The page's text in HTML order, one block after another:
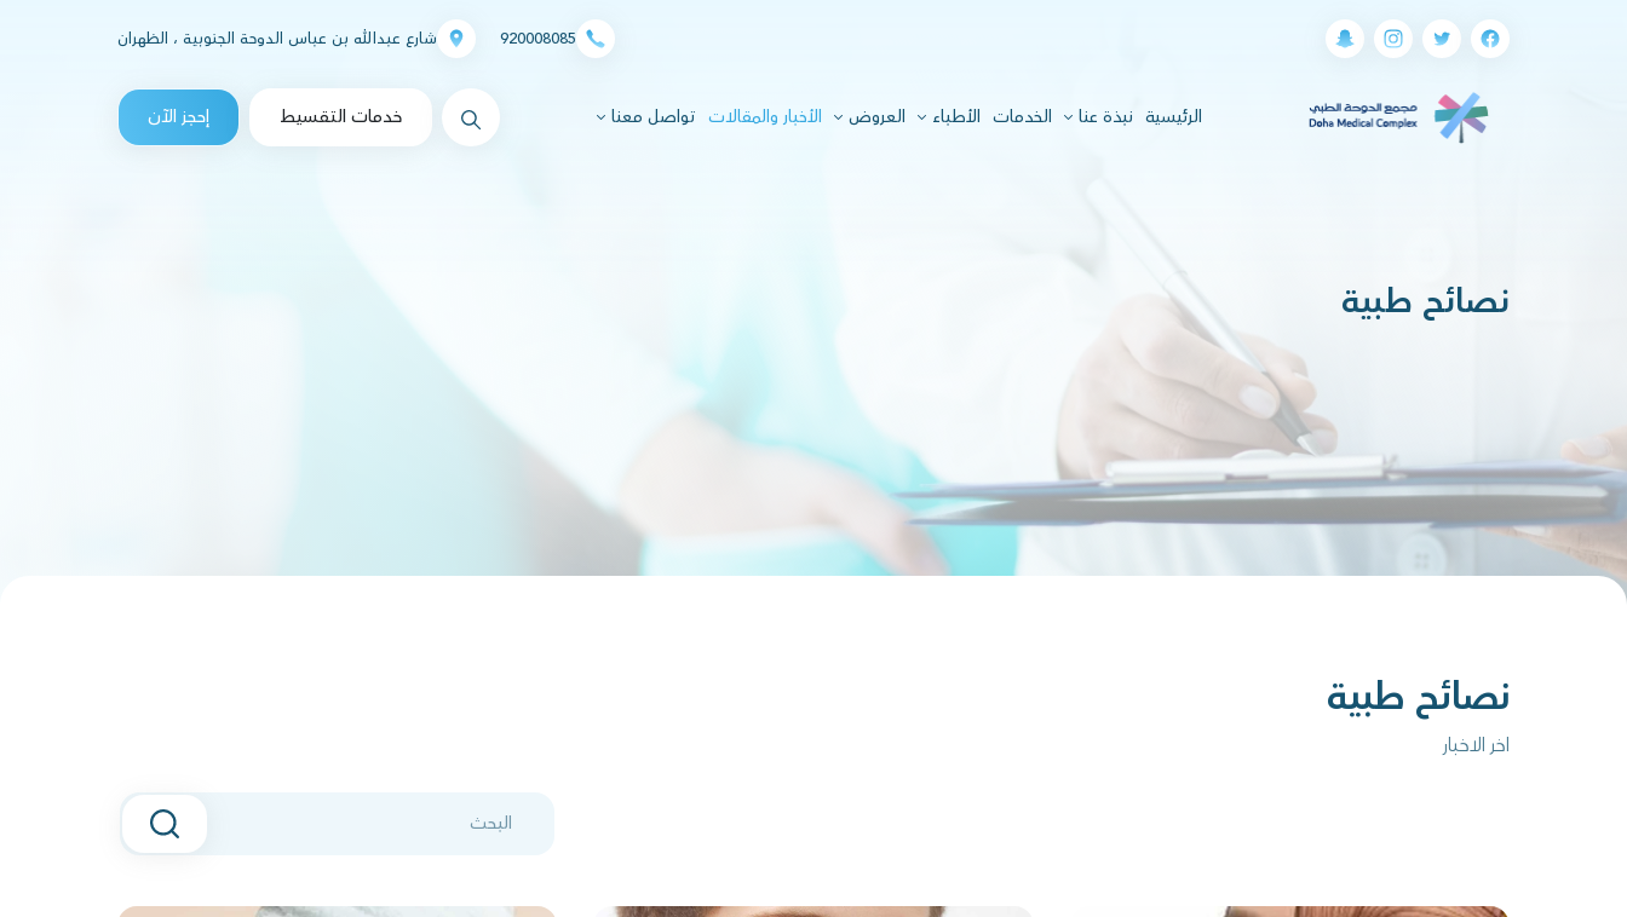
920008085 شارع عبدالله بن عباس الدوحة الجنوبية ، الظهران
الرئيسية(current) نبذة عنا الخدمات الأطباء العروض الأخبار والمقالات تواصل معنا messages.Searchخدمات التقسيط إحجز الآن
نصائح طبية
نصائح طبية
اخر الاخبار